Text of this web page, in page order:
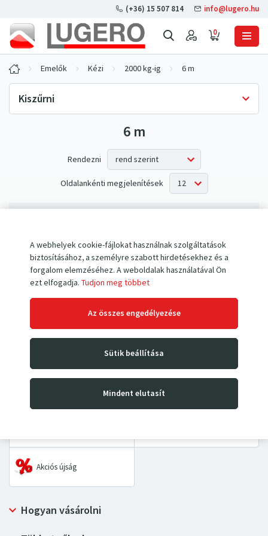
A webhelyek cookie-fájlokat használnak szolgáltatások
biztosításához, a személyre szabott hirdetésekhez és a
forgalom elemzéséhez. A weboldalak használatával Ön
ezt elfogadja. Tudjon meg többet
Az összes engedélyezése
Sütik beállítása
Mindent elutasít
0
(+36) 15 507 814 info@lugero.hu
Emelők Kézi 2000 kg-ig 6 m
Kiszűrni
6 m
Rendezni
Oldalankénti megjelenítések
Kézi villás raklapemelők Magasemelő targoncák
padozatok
Kéziláncos emelők
Akciós újság
Hogyan vásárolni
Szállítás és fizetési mód